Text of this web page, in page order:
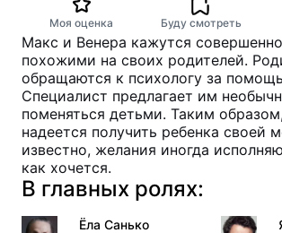
Моя оценка Буду смотреть
Макс и Венера кажутся
похожими на своих родителей.
обращаются к психологу за
Специалист предлагает им
поменяться детьми. Таким
надеется получить ребенка своей
известно, желания иногда
как хочется.
В главных ролях:
Ёла Санько